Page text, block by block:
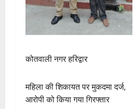
कोतवाली नगर हरिद्वार
महिला की शिकायत पर मुकदमा दर्ज,
आरोपी को किया गया गिरफ्तार